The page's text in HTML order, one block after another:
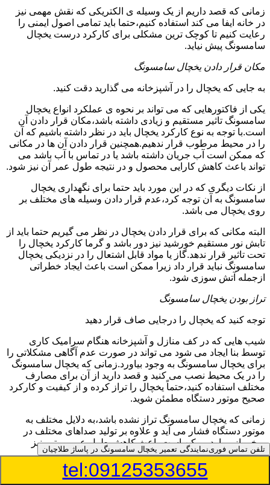
زمانی که قصد داریم از یک وسیله ی الکتریکی که نقش مهمی نیز
در خانه ایفا می کند استفاده کنیم،حتما باید تمامی اصول ایمنی را
رعایت کنیم تا کوچک ترین مشکلی برای کارکرد درست یخچال
سامسونگ پیش نیاید.
مکان قرار دادن یخچال سامسونگ
به جایی که یخچال را در آشپزخانه می گذارید دقت کنید.
یکی از فاکتورهایی که می تواند بر نحوه ی عملکرد انواع یخچال
سامسونگ تاثیر مستقیم و زیادی داشته باشد،مکان قرار دادن آن
است.با توجه به نوع کارکرد یخچال باید در نظر داشته باشیم که آن
را در محیط مرطوب قرار ندهیم.همچنین قرار دادن آن ها در مکانی
که ممکن است آب جریان داشته باشد یا در تماس با آب باشد می
تواند باعث کاهش کارایی محصول و در نتیجه طول عمر آن نیز شود.
از نکات دیگری که در این مورد باید حتما برای نگهداری یخچال
سامسونگ به آن توجه کرد،عدم قرار دادن وسیله های مختلف بر
روی یخچال می باشد.
البته مکانی که برای قرار دادن یخچال در نظر می گیریم حتما باید از
تابش نور مستقیم خورشید نیز دور باشد و گرما کارکرد یخچال را
تحت تاثیر قرار ندهد.گاز یا مواد قابل اشتعال را در نزدیکی یخچال
سامسونگ نباید قرار داد زیرا ممکن است باعث ایجاد خطراتی
ازجمله آتش سوزی شود.
تراز بودن یخچال سامسونگ
توجه کنید که یخچال را درجایی صاف قرار دهید
شیب هایی که در کف منازل و آشپزخانه هنگام سرامیک کاری
توسط بنا ایجاد می شود می تواند در صورت عدم آگاهی مشکلاتی را
برای یخچال سامسونگ به وجود بیاورد.زمانی که یخچال سامسونگ
را در یک محیط نصب می کنید و قصد دارید از آن برای مصارف
مختلف استفاده کنید،حتماً یخچال را تراز کرده و از کیفیت و کارکرد
صحیح موتور دستگاه مطمئن شوید.
زمانی که یخچال سامسونگ تراز نشده باشد،به دلایل مختلف به
موتور دستگاه فشار می آید و علاوه بر تولید صداهای مختلف در
برخی از موارد ممکن است باعث کاهش طول عمر موتور نیز
شود.همچنین در عملکرد گاز مبرد اختلال ایجاد می کند.
منبع آب یخچال سامسونگ
تلفن تماس فورینمایندگی تعمیر یخچال سامسونگ در پاساژ طلاچیان
tel:09125353655